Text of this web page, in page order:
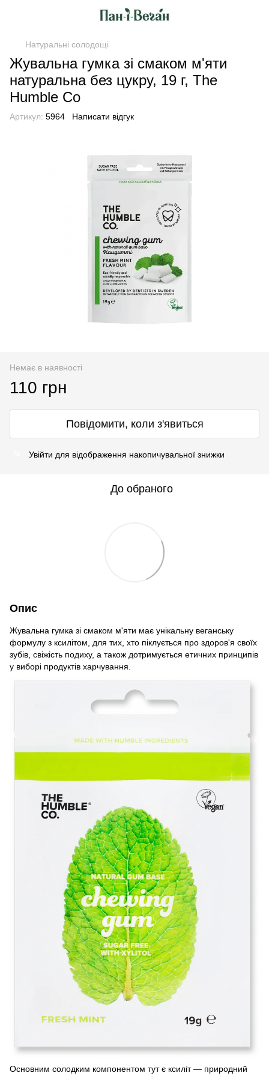
Натуральні солодощі
Жувальна гумка зі смаком м'яти
натуральна без цукру, 19 г, The
Humble Co
Артикул: 5964 Написати відгук
Немає в наявності
110 грн
Повідомити, коли з'явиться
Увійти для відображення накопичувальної знижки
До обраного
Опис
Жувальна гумка зі смаком м'яти має унікальну веганську
формулу з ксилітом, для тих, хто піклується про здоров'я своїх
зубів, свіжість подиху, а також дотримується етичних принципів
у виборі продуктів харчування.
Основним солодким компонентом тут є ксиліт — природний